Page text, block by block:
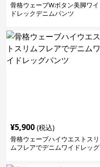
骨格ウェーブWボタン美脚ワイ
ドレックデニムパンツ
¥5,900 (税込)
骨格ウェーブハイウエストスリ
ムフレアでデニムワイドレッグ